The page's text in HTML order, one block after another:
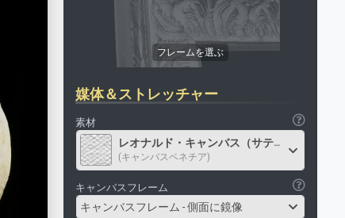
媒体＆ストレッチャー
素材
レオナルド・キャンバス（サテン）
(キャンバスベネチア)
キャンバスフレーム
キャンバスフレーム - 側面に鏡像